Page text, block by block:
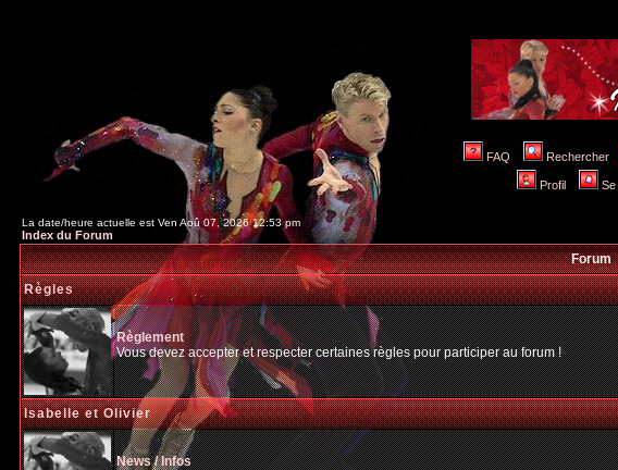
FAQ Rechercher
Profil
La date/heure actuelle est Ven Aoû 07, 2026 12:53 pm
Index du Forum
Forum
Règles
Règlement
Vous devez accepter et respecter certaines règles pour participer au forum !
Isabelle et Olivier
News / Infos